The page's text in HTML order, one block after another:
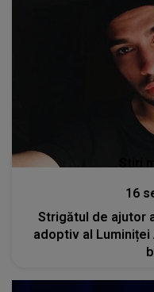
Stiri
16
Strigătul de ajutor
adoptiv al Luminiței